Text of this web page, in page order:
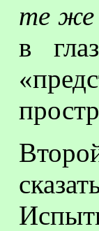
те же
в